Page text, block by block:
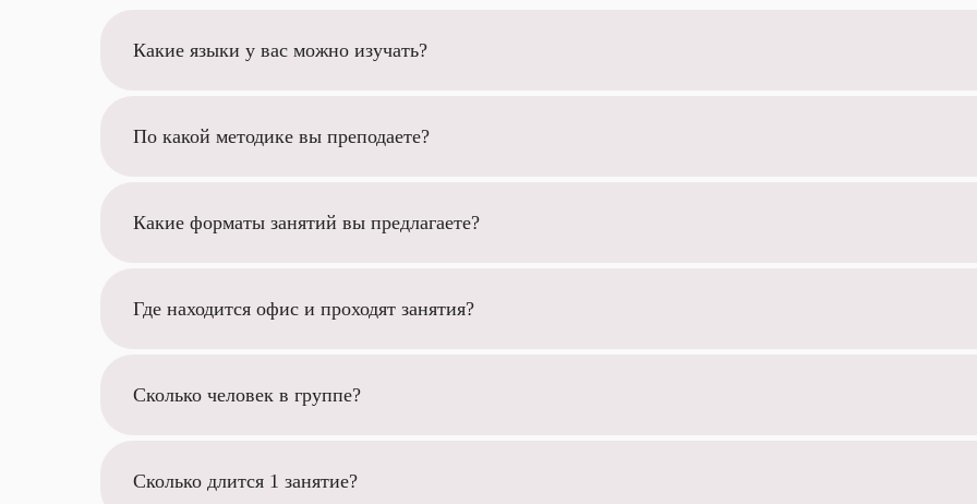
Какие языки у вас можно изучать?
По какой методике вы преподаете?
Какие форматы занятий вы предлагаете?
Где находится офис и проходят занятия?
Сколько человек в группе?
Сколько длится 1 занятие?